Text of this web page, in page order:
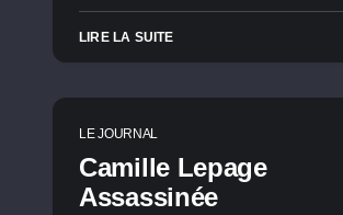
LIRE LA SUITE
LE JOURNAL
Camille Lepage
Assassinée